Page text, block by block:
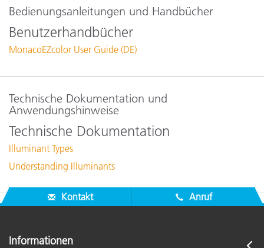
Bedienungsanleitungen und Handbücher
Benutzerhandbücher
MonacoEZcolor User Guide (DE)
Technische Dokumentation und
Anwendungshinweise
Technische Dokumentation
Illuminant Types
Understanding Illuminants
Kontakt Anruf
Informationen